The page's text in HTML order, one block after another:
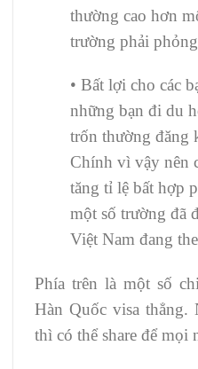
thường cao hơn
trường phải
• Bất lợi cho các
những bạn đi du
trốn thường đăng
Chính vì vậy nên
tăng tỉ lệ bất hợp
một số trường đã
Việt Nam đang
Phía trên là một số
Hàn Quốc visa thẳng.
thì có thể share để mọi